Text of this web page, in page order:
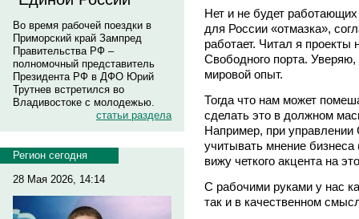
Во время рабочей поездки в
Приморский край Зампред
Правительства РФ –
полномочный представитель
Президента РФ в ДФО Юрий
Трутнев встретился во
Владивостоке с молодежью.
статьи раздела
Регион сегодня
28 Мая 2026, 14:14
Нет и не будет
для России «отмазка»,
работает. Читал я
Свободного порта.
мировой опыт.
Тогда что нам может
сделать это в должном
Например, при
учитывать мнение
вижу четкого акцента на
С рабочими руками у нас
так и в качественном